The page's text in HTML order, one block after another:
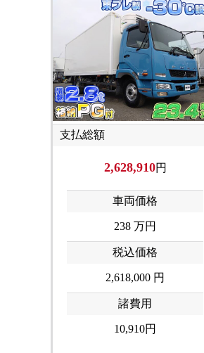
支払総額
2,628,910円
車両価格
238 万円
税込価格
2,618,000 円
諸費用
10,910円